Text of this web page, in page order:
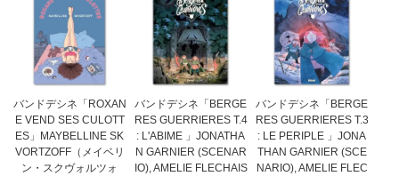
バンドデシネ「ROXAN
E VEND SES CULOTT
ES」MAYBELLINE SK
VORTZOFF（メイベリ
ン・スクヴォルツォ
バンドデシネ「BERGE
RES GUERRIERES T.4
: L'ABIME 」JONATHA
N GARNIER (SCENAR
IO), AMELIE FLECHAIS
バンドデシネ「BERGE
RES GUERRIERES T.3
: LE PERIPLE 」JONA
THAN GARNIER (SCE
NARIO), AMELIE FLEC